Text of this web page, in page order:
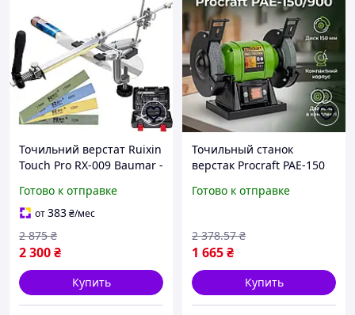
Точильний верстат Ruixin
Touch Pro RX-009 Baumar -
Готово к отправке
от383₴/мес
2 300₴
2 875 ₴
Купить
Точильный станок
верстак Procraft PAE-150
для слесарных и
устойчивой станиной
Готово к отправке
1 665₴
2 378.57 ₴
Купить